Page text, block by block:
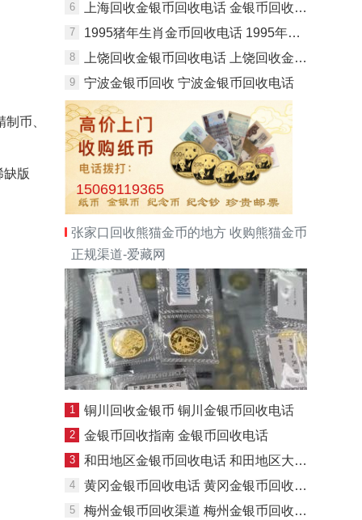
币、
版
6 上海回收金银币回收电话 金银币回收注意事项
7 1995猪年生肖金币回收电话 1995年生肖猪金币哪里回收
8 上饶回收金银币回收电话 上饶回收金银币最新价格
9 宁波金银币回收 宁波金银币回收电话
15069119365
张家口回收熊猫金币的地方 收购熊猫金币
正规渠道-爱藏网
1 铜川回收金银币 铜川金银币回收电话
2 金银币回收指南 金银币回收电话
3 和田地区金银币回收电话 和田地区大量回收金银币
4 黄冈金银币回收电话 黄冈金银币回收价格
5 梅州金银币回收渠道 梅州金银币回收电话